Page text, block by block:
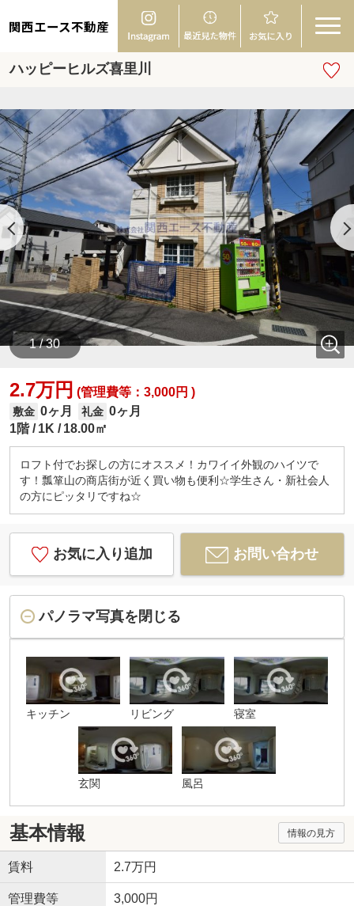
関西エース不動産
ハッピーヒルズ喜里川
1 / 30
2.7万円 (管理費等：3,000円 )
敷金 0ヶ月 礼金 0ヶ月
1階
1K 18.00㎡
ロフト付でお探しの方にオススメ！カワイイ外観のハイツで
す！瓢箪山の商店街が近く買い物も便利☆学生さん・新社会人
の方にピッタリですね☆
お気に入り追加 お問い合わせ
パノラマ写真を閉じる
キッチン リビング 寝室
玄関 風呂
基本情報 情報の見方
賃料 2.7万円
管理費等 3,000円